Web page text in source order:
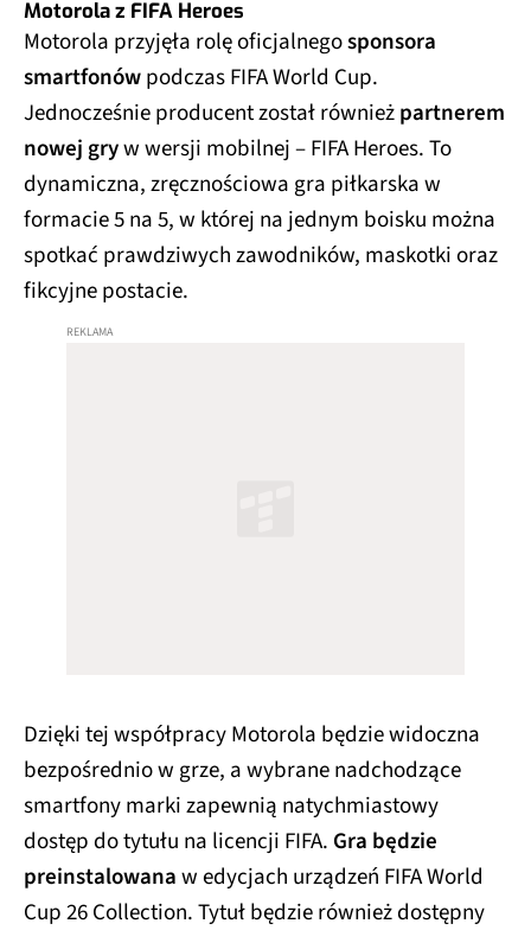
Motorola z FIFA Heroes
Motorola przyjęła rolę oficjalnegosponsora
smartfonówpodczas FIFA World Cup.
Jednocześnie producent został równieżpartnerem
nowej gryw wersji mobilnej – FIFA Heroes. To
dynamiczna, zręcznościowa gra piłkarska w
formacie 5 na 5, w której na jednym boisku można
spotkać prawdziwych zawodników, maskotki oraz
fikcyjne postacie.
Dzięki tej współpracy Motorola będzie widoczna
bezpośrednio w grze, a wybrane nadchodzące
smartfony marki zapewnią natychmiastowy
dostęp do tytułu na licencji FIFA. Gra będzie
preinstalowanaw edycjach urządzeń FIFA World
Cup 26 Collection. Tytuł będzie również dostępny